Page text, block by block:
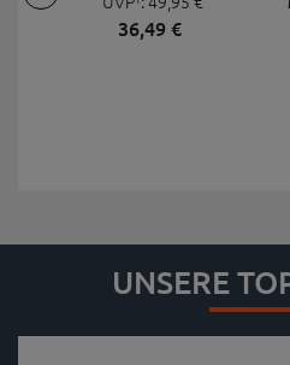
36,49€
UNSERE